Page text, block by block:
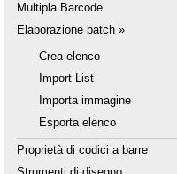
Multipla Barcode
Elaborazione batch »
Crea elenco
Import List
Importa immagine
Esporta elenco
Proprietà di codici a barre